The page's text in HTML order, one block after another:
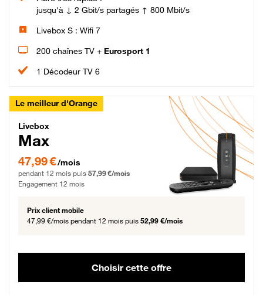
jusqu'à ↓ 2 Gbit/s partagés ↑ 800 Mbit/s
Livebox S : Wifi 7
200 chaînes TV + Eurosport 1
1 Décodeur TV 6
Le meilleur d'Orange
Livebox Max Fibre
Livebox
Max
47,99 € par mois pendant 12 mois puis 57,99 € par mois, Engagement 12 mois
47,99 €/mois
pendant 12 mois puis 57,99 €/mois
Engagement 12 mois
Prix client mobile
47,99 €/mois pendant 12 mois puis 52,99 €/mois
Choisir cette offre